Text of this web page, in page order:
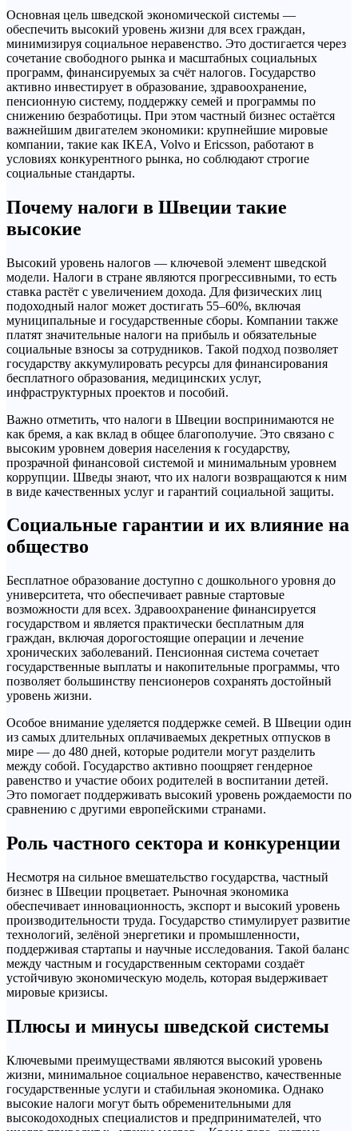
Основная цель шведской экономической системы —
обеспечить высокий уровень жизни для всех граждан,
минимизируя социальное неравенство. Это достигается через
сочетание свободного рынка и масштабных социальных
программ, финансируемых за счёт налогов. Государство
активно инвестирует в образование, здравоохранение,
пенсионную систему, поддержку семей и программы по
снижению безработицы. При этом частный бизнес остаётся
важнейшим двигателем экономики: крупнейшие мировые
компании, такие как IKEA, Volvo и Ericsson, работают в
условиях конкурентного рынка, но соблюдают строгие
социальные стандарты.
Почему налоги в Швеции такие
высокие
Высокий уровень налогов — ключевой элемент шведской
модели. Налоги в стране являются прогрессивными, то есть
ставка растёт с увеличением дохода. Для физических лиц
подоходный налог может достигать 55–60%, включая
муниципальные и государственные сборы. Компании также
платят значительные налоги на прибыль и обязательные
социальные взносы за сотрудников. Такой подход позволяет
государству аккумулировать ресурсы для финансирования
бесплатного образования, медицинских услуг,
инфраструктурных проектов и пособий.
Важно отметить, что налоги в Швеции воспринимаются не
как бремя, а как вклад в общее благополучие. Это связано с
высоким уровнем доверия населения к государству,
прозрачной финансовой системой и минимальным уровнем
коррупции. Шведы знают, что их налоги возвращаются к ним
в виде качественных услуг и гарантий социальной защиты.
Социальные гарантии и их влияние на
общество
Бесплатное образование доступно с дошкольного уровня до
университета, что обеспечивает равные стартовые
возможности для всех. Здравоохранение финансируется
государством и является практически бесплатным для
граждан, включая дорогостоящие операции и лечение
хронических заболеваний. Пенсионная система сочетает
государственные выплаты и накопительные программы, что
позволяет большинству пенсионеров сохранять достойный
уровень жизни.
Особое внимание уделяется поддержке семей. В Швеции один
из самых длительных оплачиваемых декретных отпусков в
мире — до 480 дней, которые родители могут разделить
между собой. Государство активно поощряет гендерное
равенство и участие обоих родителей в воспитании детей.
Это помогает поддерживать высокий уровень рождаемости по
сравнению с другими европейскими странами.
Роль частного сектора и конкуренции
Несмотря на сильное вмешательство государства, частный
бизнес в Швеции процветает. Рыночная экономика
обеспечивает инновационность, экспорт и высокий уровень
производительности труда. Государство стимулирует развитие
технологий, зелёной энергетики и промышленности,
поддерживая стартапы и научные исследования. Такой баланс
между частным и государственным секторами создаёт
устойчивую экономическую модель, которая выдерживает
мировые кризисы.
Плюсы и минусы шведской системы
Ключевыми преимуществами являются высокий уровень
жизни, минимальное социальное неравенство, качественные
государственные услуги и стабильная экономика. Однако
высокие налоги могут быть обременительными для
высокодоходных специалистов и предпринимателей, что